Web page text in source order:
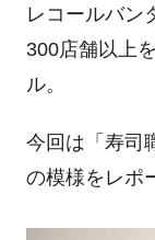
レコールバン
300店舗以上
ル。
今回は「寿司
の模様をレポ